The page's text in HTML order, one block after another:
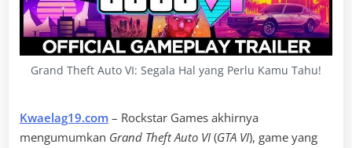
Grand Theft Auto VI: Segala Hal yang Perlu Kamu Tahu!
Kwaelag19.com – Rockstar Games akhirnya
mengumumkan Grand Theft Auto VI (GTA VI), game yang